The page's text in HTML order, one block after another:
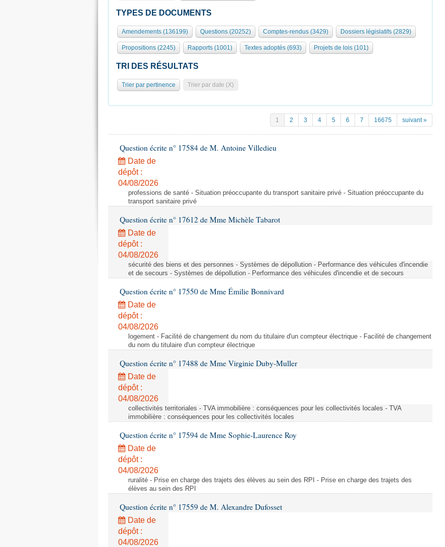
TYPES DE DOCUMENTS
Amendements (136199) Questions (20252) Comptes-rendus (3429) Dossiers législatifs (2829)
Propositions (2245) Rapports (1001) Textes adoptés (693) Projets de lois (101)
TRI DES RÉSULTATS
Trier par pertinence Trier par date (X)
1 2 3 4 5 6 7 16675 suivant »
Question écrite n° 17584 de M. Antoine Villedieu
Date de
dépôt :
04/08/2026
professions de santé - Situation préoccupante du transport sanitaire privé - Situation préoccupante du
transport sanitaire privé
Question écrite n° 17612 de Mme Michèle Tabarot
Date de
dépôt :
04/08/2026
sécurité des biens et des personnes - Systèmes de dépollution - Performance des véhicules d'incendie
et de secours - Systèmes de dépollution - Performance des véhicules d'incendie et de secours
Question écrite n° 17550 de Mme Émilie Bonnivard
Date de
dépôt :
04/08/2026
logement - Facilité de changement du nom du titulaire d'un compteur électrique - Facilité de changement
du nom du titulaire d'un compteur électrique
Question écrite n° 17488 de Mme Virginie Duby-Muller
Date de
dépôt :
04/08/2026
collectivités territoriales - TVA immobilière : conséquences pour les collectivités locales - TVA
immobilière : conséquences pour les collectivités locales
Question écrite n° 17594 de Mme Sophie-Laurence Roy
Date de
dépôt :
04/08/2026
ruralité - Prise en charge des trajets des élèves au sein des RPI - Prise en charge des trajets des
élèves au sein des RPI
Question écrite n° 17559 de M. Alexandre Dufosset
Date de
dépôt :
04/08/2026